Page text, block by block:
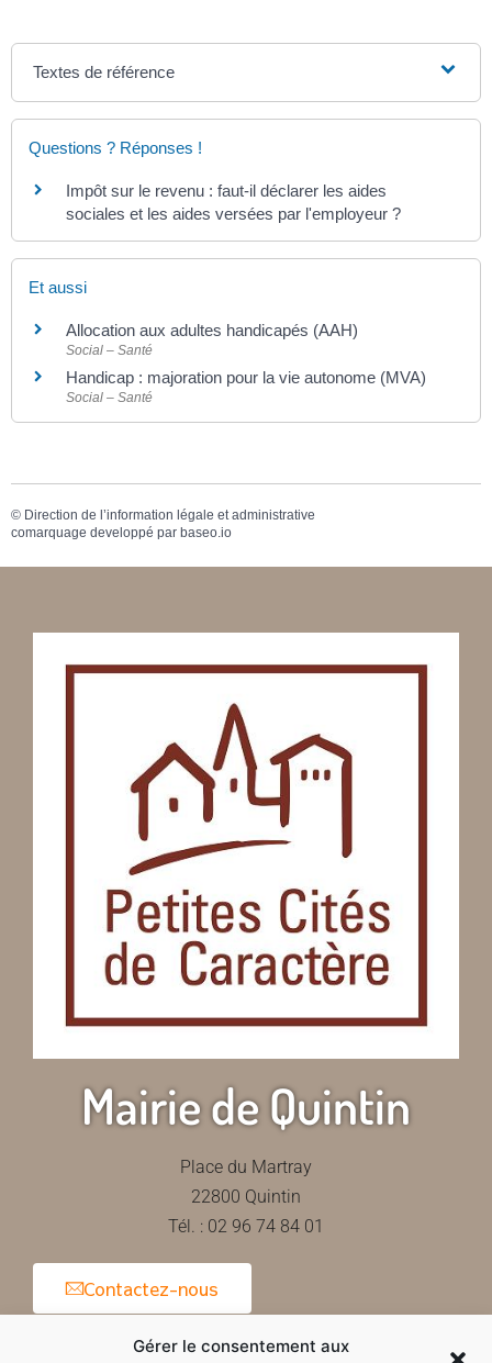
Gérer le consentement aux
Textes de référence
Questions ? Réponses !
Impôt sur le revenu : faut-il déclarer les aides
sociales et les aides versées par l'employeur ?
Et aussi
Allocation aux adultes handicapés (AAH)
Social – Santé
Handicap : majoration pour la vie autonome (MVA)
Social – Santé
© Direction de l’information légale et administrative
comarquage developpé par baseo.io
Mairie de Quintin
Place du Martray
22800 Quintin
Tél. : 02 96 74 84 01
Contactez-nous